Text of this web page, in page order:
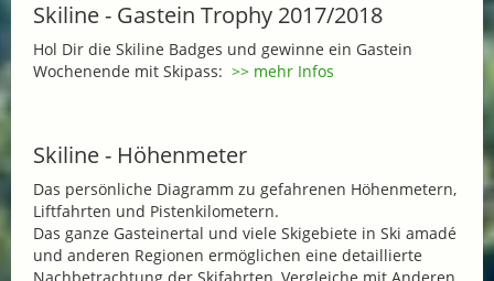
Skiline - Gastein Trophy 2017/2018
Hol Dir die Skiline Badges und gewinne ein Gastein
Wochenende mit Skipass: >> mehr Infos
Skiline - Höhenmeter
Das persönliche Diagramm zu gefahrenen Höhenmetern,
Liftfahrten und Pistenkilometern.
Das ganze Gasteinertal und viele Skigebiete in Ski amadé
und anderen Regionen ermöglichen eine detaillierte